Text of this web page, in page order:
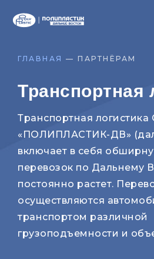
ГЛАВНАЯ — ПАРТНЁРАМ
Транспортная
Транспортная
«ПОЛИПЛАСТИК-ДВ»
включает в себя
перевозок по Дальнему
постоянно растет.
осуществляются
транспортом различной
грузоподъемности и